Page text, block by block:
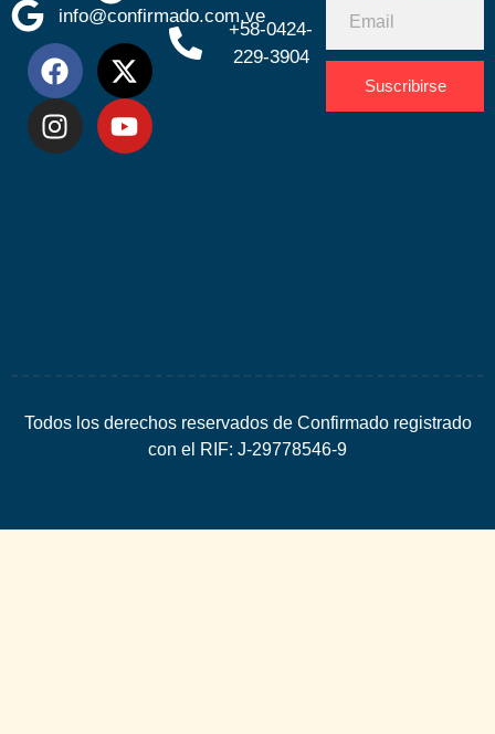
info@confirmado.com.ve
+58-0424-
229-3904
Suscribirse
Todos los derechos reservados de Confirmado registrado
con el RIF: J-29778546-9